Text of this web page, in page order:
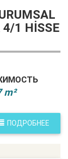
4/1 HISSE
ПОДРОБНЕЕ